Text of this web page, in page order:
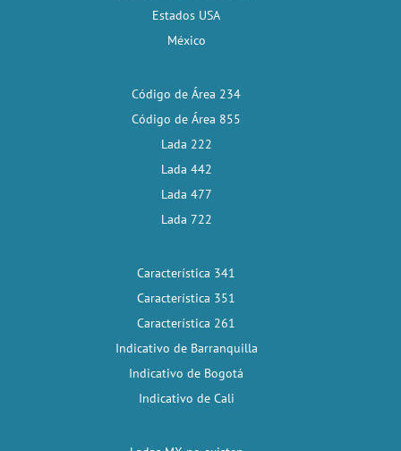
Estados USA
México
Código de Área 234
Código de Área 855
Lada 222
Lada 442
Lada 477
Lada 722
Característica 341
Característica 351
Característica 261
Indicativo de Barranquilla
Indicativo de Bogotá
Indicativo de Cali